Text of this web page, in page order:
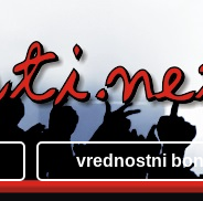
vrednostni bon